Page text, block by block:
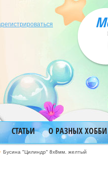
СТАТЬИ О РАЗНЫХ ХОББИ
Бусина "Цилиндр" 8х8мм. желтый